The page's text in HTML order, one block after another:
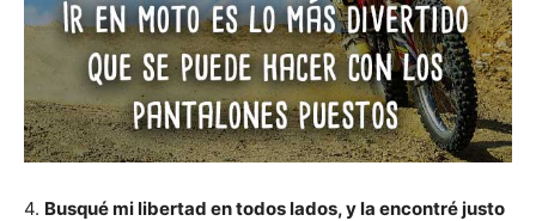
4. Busqué mi libertad en todos lados, y la encontré justo